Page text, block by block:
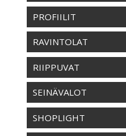
PROFIILIT
RAVINTOLAT
RIIPPUVAT
SEINÄVALOT
SHOPLIGHT